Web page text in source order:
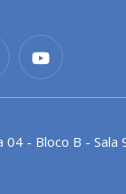
04 - Bloco B - Sala